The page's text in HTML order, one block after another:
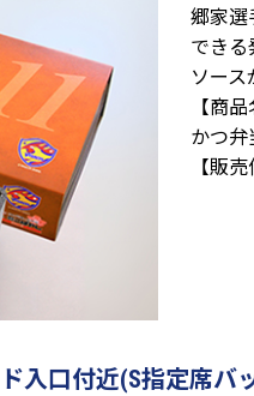
郷家選
でき
ソース
【商
かつ弁
【販
口付近(S指定席バ